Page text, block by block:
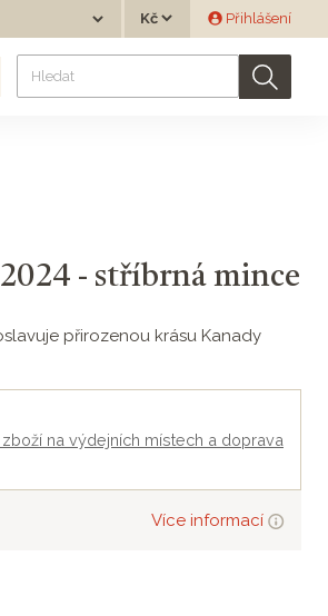
Měna Přihlášení
- stříbrná mince
přirozenou krásu Kanady
na výdejních místech a doprava
Více informací